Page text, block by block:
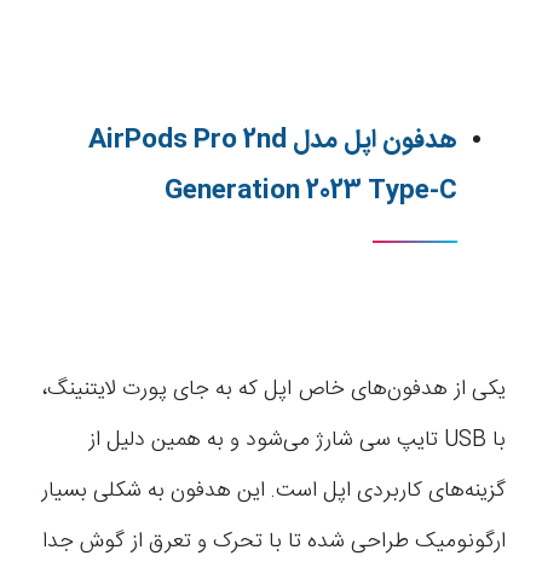
هدفون اپل مدل AirPods Pro 2nd
Generation 2023 Type-C
یکی از هدفون‌های خاص اپل که به جای پورت لایتنینگ،
با USB تایپ سی شارژ می‌شود و به همین دلیل از
گزینه‌های کاربردی اپل است. این هدفون به شکلی بسیار
ارگونومیک طراحی شده تا با تحرک و تعرق از گوش جدا